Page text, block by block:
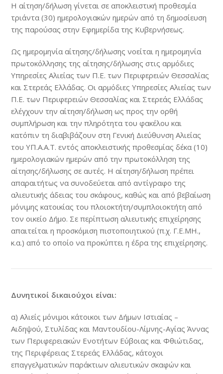
Η αίτηση/δήλωση γίνεται σε αποκλειστική προθεσμία
τριάντα (30) ημερολογιακών ημερών από τη δημοσίευση
της παρούσας στην Εφημερίδα της Κυβερνήσεως.
Ως ημερομηνία αίτησης/δήλωσης νοείται η ημερομηνία
πρωτοκόλλησης της αίτησης/δήλωσης στις αρμόδιες
Υπηρεσίες Αλιείας των Π.Ε. των Περιφερειών Θεσσαλίας
και Στερεάς Ελλάδας. Οι αρμόδιες Υπηρεσίες Αλιείας των
Π.Ε. των Περιφερειών Θεσσαλίας και Στερεάς Ελλάδας
ελέγχουν την αίτηση/δήλωση ως προς την ορθή
συμπλήρωση και την πληρότητα του φακέλου και
κατόπιν τη διαβιβάζουν στη Γενική Διεύθυνση Αλιείας
του ΥΠ.Α.Α.Τ. εντός αποκλειστικής προθεσμίας δέκα (10)
ημερολογιακών ημερών από την πρωτοκόλληση της
αίτησης/δήλωσης σε αυτές. Η αίτηση/δήλωση πρέπει
απαραιτήτως να συνοδεύεται από αντίγραφο της
αλιευτικής άδειας του σκάφους, καθώς και από βεβαίωση
μόνιμης κατοικίας του πλοιοκτήτη/συμπλοιοκτήτη από
τον οικείο Δήμο. Σε περίπτωση αλιευτικής επιχείρησης
απαιτείται η προσκόμιση πιστοποιητικού (π.χ. Γ.Ε.ΜΗ.,
κ.α.) από το οποίο να προκύπτει η έδρα της επιχείρησης.
Δυνητικοί δικαιούχοι είναι:
α) Αλιείς μόνιμοι κάτοικοι των Δήμων Ιστιαίας –
Αιδηψού, Στυλίδας και Μαντουδίου-Λίμνης-Αγίας Άννας
των Περιφερειακών Ενοτήτων Εύβοιας και Φθιώτιδας,
της Περιφέρειας Στερεάς Ελλάδας, κάτοχοι
επαγγελματικών παράκτιων αλιευτικών σκαφών και